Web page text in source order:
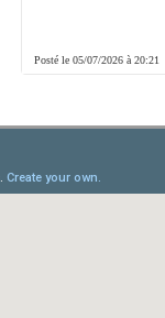
Posté le 05/07/2026 à 20:21